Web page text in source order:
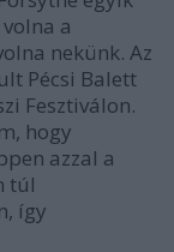
a
nekünk. Az
Pécsi Balett
Fesztiválon.
hogy
azzal a
túl
így